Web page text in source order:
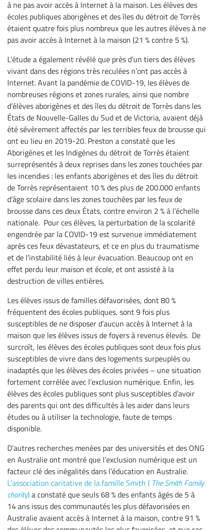
à ne pas avoir accès à Internet à la maison. Les élèves des
écoles publiques aborigènes et des îles du détroit de Torrès
étaient quatre fois plus nombreux que les autres élèves à ne
pas avoir accès à Internet à la maison (21 % contre 5 %).
L’étude a également révélé que près d’un tiers des élèves
vivant dans des régions très reculées n’ont pas accès à
Internet. Avant la pandémie de COVID-19, les élèves de
nombreuses régions et zones rurales, ainsi que nombre
d’élèves aborigènes et des îles du détroit de Torrès dans les
États de Nouvelle-Galles du Sud et de Victoria, avaient déjà
été sévèrement affectés par les terribles feux de brousse qui
ont eu lieu en 2019-20. Preston a constaté que les
Aborigènes et les Indigènes du détroit de Torrès étaient
surreprésentés à deux reprises dans les zones touchées par
les incendies : les enfants aborigènes et des îles du détroit
de Torrès représentaient 10 % des plus de 200.000 enfants
d’âge scolaire dans les zones touchées par les feux de
brousse dans ces deux États, contre environ 2 % à l’échelle
nationale. Pour ces élèves, la perturbation de la scolarité
engendrée par la COVID-19 est survenue immédiatement
après ces feux dévastateurs, et ce en plus du traumatisme
et de l’instabilité liés à leur évacuation. Beaucoup ont en
effet perdu leur maison et école, et ont assisté à la
destruction de villes entières.
Les élèves issus de familles défavorisées, dont 80 %
fréquentent des écoles publiques, sont 9 fois plus
susceptibles de ne disposer d’aucun accès à Internet à la
maison que les élèves issus de foyers à revenus élevés. De
surcroît, les élèves des écoles publiques sont deux fois plus
susceptibles de vivre dans des logements surpeuplés ou
inadaptés que les élèves des écoles privées – une situation
fortement corrélée avec l’exclusion numérique. Enfin, les
élèves des écoles publiques sont plus susceptibles d’avoir
des parents qui ont des difficultés à les aider dans leurs
études ou à utiliser la technologie, faute de temps
disponible.
D’autres recherches menées par des universités et des ONG
en Australie ont montré que l’exclusion numérique est un
facteur clé des inégalités dans l’éducation en Australie.
L’association caritative de la famille Smith ( The Smith Family
charity)a constaté que seuls 68 % des enfants âgés de 5 à
14 ans issus des communautés les plus défavorisées en
Australie avaient accès à Internet à la maison, contre 91 %